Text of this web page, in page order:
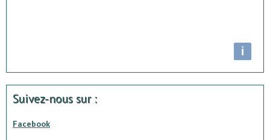
i
Suivez-nous sur :
Facebook